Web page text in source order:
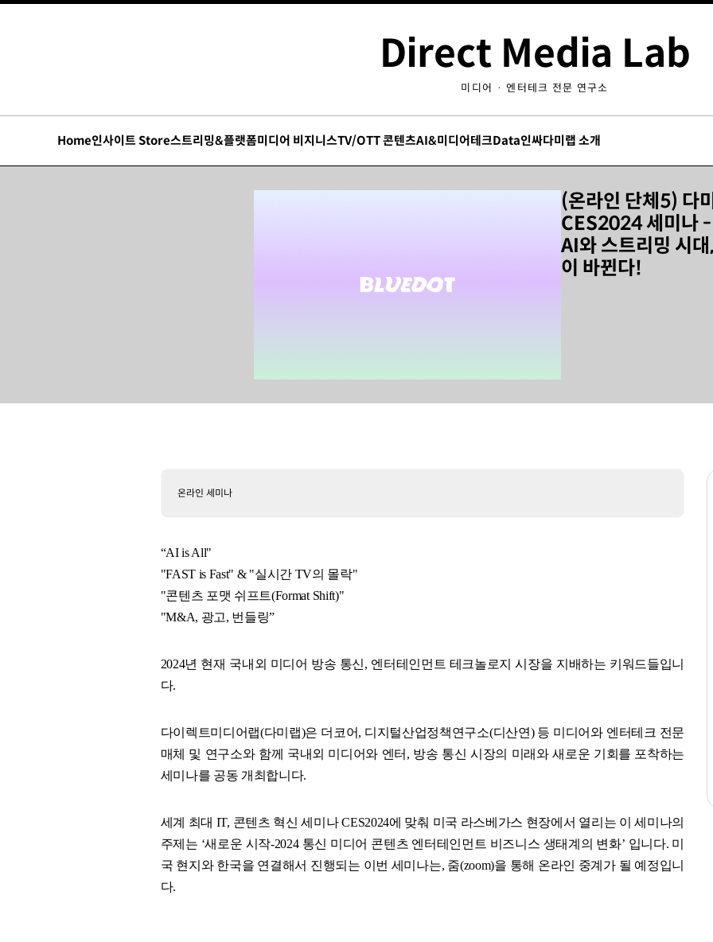
Direct Media Lab
미디어 · 엔터테크 전문 연구소
Home인사이트 Store스트리밍&플랫폼미디어 비지니스TV/OTT 콘텐츠AI&미디어테크Data인싸다미랩 소개
(온라인 단체5) 다
CES2024 세미나
AI와 스트리밍 시
이 바뀐다!
온라인 세미나
“AI is All"
"FAST is Fast" & "실시간 TV의 몰락"
"콘텐츠 포맷 쉬프트(Format Shift)"
"M&A, 광고, 번들링”
2024년 현재 국내외 미디어 방송 통신, 엔터테인먼트 테크놀로지 시장을 지배하는 키워드들입니
다.
다이렉트미디어랩(다미랩)은 더코어, 디지털산업정책연구소(디산연) 등 미디어와 엔터테크 전문
매체 및 연구소와 함께 국내외 미디어와 엔터, 방송 통신 시장의 미래와 새로운 기회를 포착하는
세미나를 공동 개최합니다.
세계 최대 IT, 콘텐츠 혁신 세미나 CES2024에 맞춰 미국 라스베가스 현장에서 열리는 이 세미나의
주제는 ‘새로운 시작-2024 통신 미디어 콘텐츠 엔터테인먼트 비즈니스 생태계의 변화’ 입니다. 미
국 현지와 한국을 연결해서 진행되는 이번 세미나는, 줌(zoom)을 통해 온라인 중계가 될 예정입니
다.